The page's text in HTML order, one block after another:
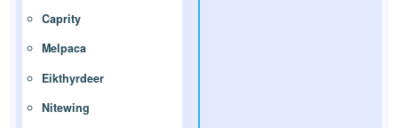
Caprity
Melpaca
Eikthyrdeer
Nitewing